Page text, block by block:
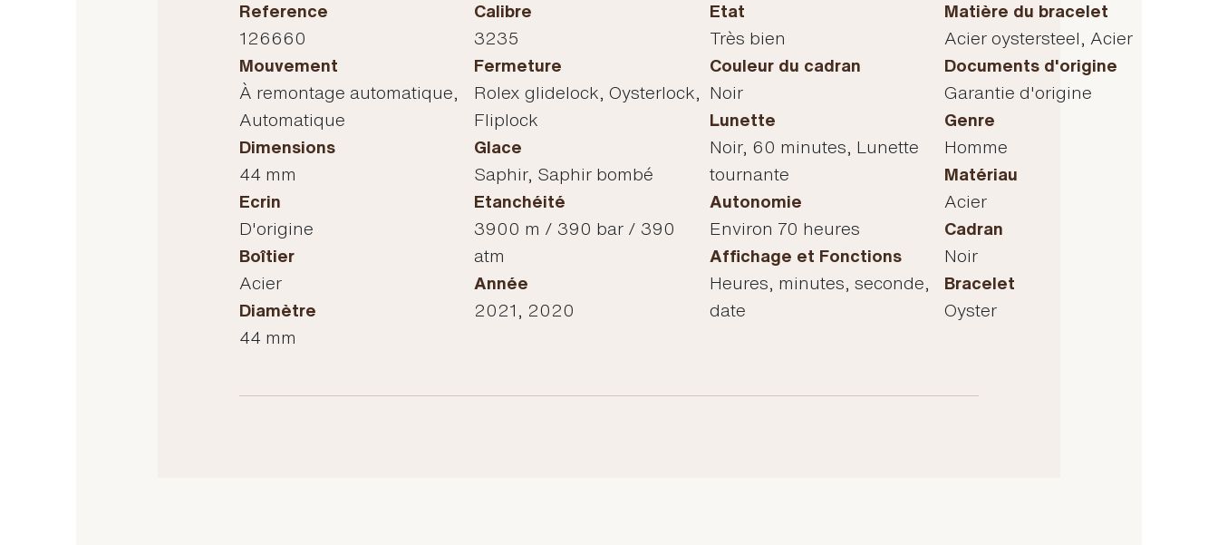
Reference
126660
Glace
Saphir, Saphir bombé
Affichage et Fonctions
Heures, minutes, seconde,
date
Mouvement
À remontage automatique,
Automatique
Etanchéité
3900 m / 390 bar / 390
atm
Matière du bracelet
Acier oystersteel, Acier
Dimensions
44 mm
Année
2021, 2020
Documents d'origine
Garantie d'origine
Ecrin
D'origine
Etat
Très bien
Genre
Homme
Boîtier
Acier
Couleur du cadran
Noir
Matériau
Acier
Diamètre
44 mm
Lunette
Noir, 60 minutes, Lunette
tournante
Cadran
Noir
Calibre
3235
Autonomie
Environ 70 heures
Bracelet
Oyster
Fermeture
Rolex glidelock, Oysterlock,
Fliplock